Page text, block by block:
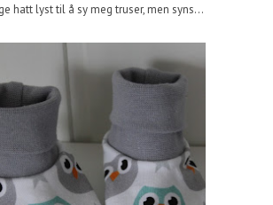
hatt lyst til å sy meg truser, men syns...